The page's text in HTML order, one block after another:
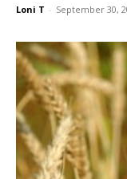
Loni T - September 30,